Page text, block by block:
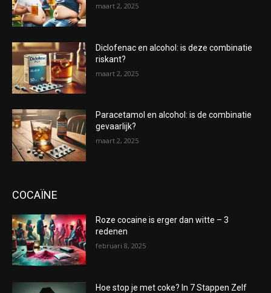
maart 2, 2025
Diclofenac en alcohol: is deze combinatie
riskant?
maart 2, 2025
Paracetamol en alcohol: is de combinatie
gevaarlijk?
maart 2, 2025
COCAÏNE
Roze cocaine is erger dan witte – 3
redenen
februari 8, 2025
Hoe stop je met coke? In 7 Stappen Zelf